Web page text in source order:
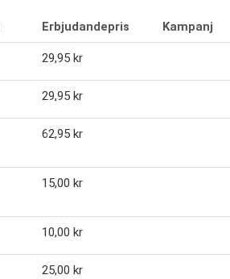
Erbjudandepris Kampanj
29,95 kr
29,95 kr
62,95 kr
15,00 kr
10,00 kr
25,00 kr